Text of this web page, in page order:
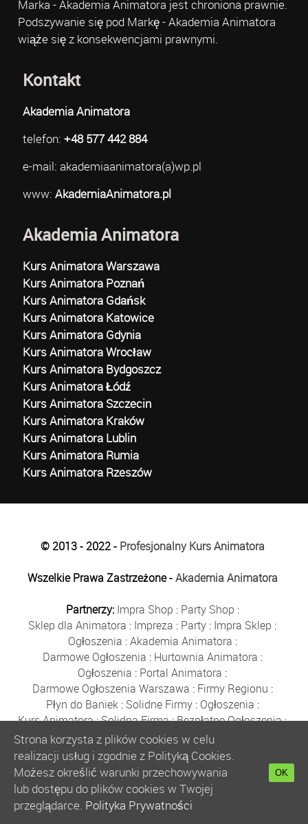
Marka - Akademia Animatora jest chroniona prawnie.
Podszywanie się pod Markę - Akademia Animatora
wiąże się z konsekwencjami prawnymi.
Kontakt
Akademia Animatora
telefon: +48 577 442 884
e-mail: akademiaanimatora(a)wp.pl
www: AkademiaAnimatora.pl
Akademia Animatora
Kurs Animatora Warszawa
Kurs Animatora Poznań
Kurs Animatora Gdańsk
Kurs Animatora Katowice
Kurs Animatora Gdynia
Kurs Animatora Wrocław
Kurs Animatora Bydgoszcz
Kurs Animatora Łódź
Kurs Animatora Szczecin
Kurs Animatora Kraków
Kurs Animatora Lublin
Kurs Animatora Rumia
Kurs Animatora Rzeszów
© 2013 - 2022 - Profesjonalny Kurs Animatora
Wszelkie Prawa Zastrzeżone -Akademia Animatora
Partnerzy: Impra Shop : Party Shop :
Sklep dla Animatora : Impreza : Party : Impra Sklep :
Ogłoszenia :Akademia Animatora :
Darmowe Ogłoszenia : Hurtownia Animatora :
Ogłoszenia : Portal Animatora :
Darmowe Ogłoszenia Warszawa : Firmy Regionu :
Płyn do Baniek: Solidne Firmy: Ogłoszenia :
Kurs Animatora:Solidna Firma:Bezpłatne Ogłoszenia:
Animator Czasu Wolnego:
Bezpłatne Ogłoszenia Warszawa:sklep animatora
Bańki Mydlane:Bezpłatne Ogłoszenia
Szkolenie Animatorów:Kurs Animatora
:
Kurs Animatora Warszawa :Rumia
Kurs Animatora Poznań:
Strona korzysta z plików cookies w celu
realizacji usług i zgodnie z Polityką Cookies.
Możesz określić warunki przechowywania
lub dostępu do plików cookies w Twojej
przeglądarce. Polityka Prywatności
OK